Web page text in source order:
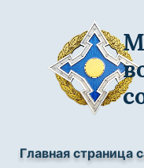
Главная страница